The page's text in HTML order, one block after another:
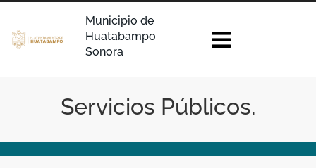
Municipio de
Huatabampo
Sonora
Servicios Públicos.